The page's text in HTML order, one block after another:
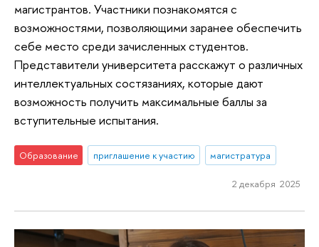
магистрантов. Участники познакомятся с
возможностями, позволяющими заранее обеспечить
себе место среди зачисленных студентов.
Представители университета расскажут о различных
интеллектуальных состязаниях, которые дают
возможность получить максимальные баллы за
вступительные испытания.
Образование приглашение к участию магистратура
2 декабря 2025